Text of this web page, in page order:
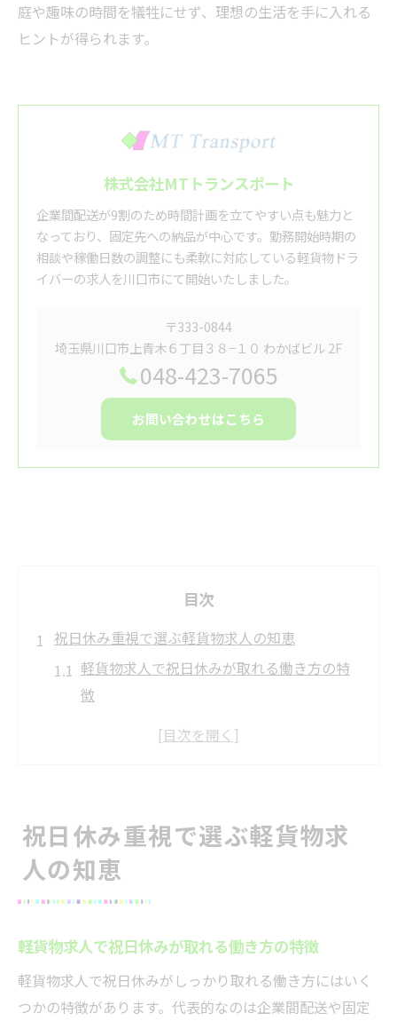
庭や趣味の時間を犠牲にせず、理想の生活を手に入れる
ヒントが得られます。
株式会社MTトランスポート
企業間配送が9割のため時間計画を立てやすい点も魅力と
なっており、固定先への納品が中心です。勤務開始時期の
相談や稼働日数の調整にも柔軟に対応している軽貨物ドラ
イバーの求人を川口市にて開始いたしました。
〒333-0844
埼玉県川口市上青木６丁目３８−１０ わかばビル 2F
048-423-7065
お問い合わせはこちら
目次
祝日休み重視で選ぶ軽貨物求人の知恵
軽貨物求人で祝日休みが取れる働き方の特
徴
土日祝が休める軽貨物求人の選び方と注意
企業配送中心の軽貨物求人で祝日休みを実
現
軽貨物求人で理想の休日を叶えるための条
軽貨物求人における理想の休日確保術
軽貨物求人で安定した休日を手に入れる具
体策
祝日休み重視で選ぶ軽貨物求
人の知恵
軽貨物求人で祝日休みが取れる働き方の特徴
軽貨物求人で祝日休みがしっかり取れる働き方にはいく
つかの特徴があります。代表的なのは企業間配送や固定